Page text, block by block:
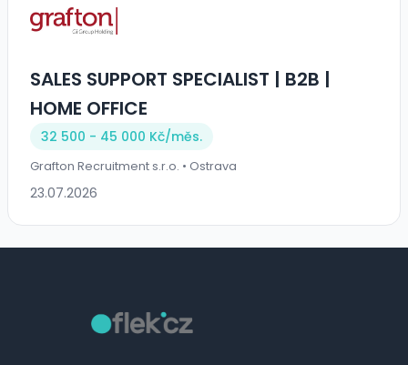
SALES SUPPORT SPECIALIST | B2B |
HOME OFFICE
32 500 - 45 000 Kč/měs.
Grafton Recruitment s.r.o. • Ostrava
23.07.2026